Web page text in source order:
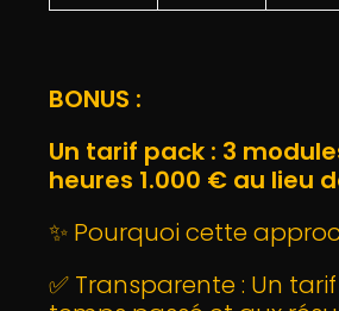
BONUS :
Un tarif pack : 3
heures 1.000 € au lieu
✨ Pourquoi cette
✅ Transparente : Un